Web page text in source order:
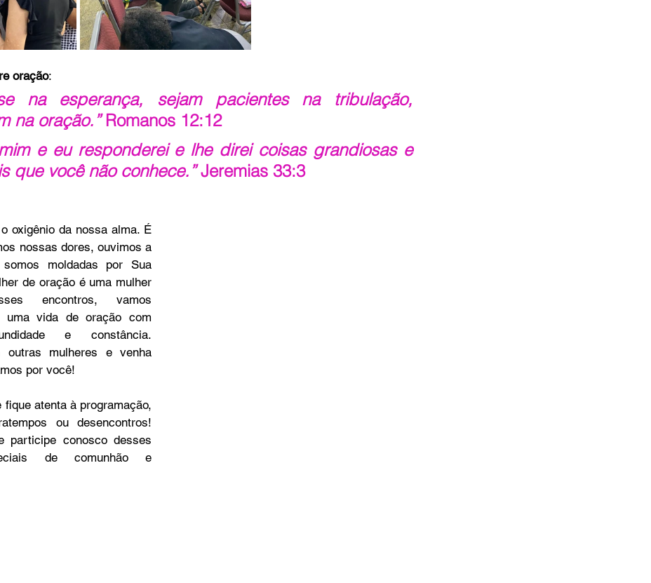
oração:
se na esperança, sejam pacientes na tribulação,
na oração.” Romanos 12:12
e eu responderei e lhe direi coisas grandiosas e
que você não conhece.” Jeremias 33:3
nossas dores, ouvimos a
moldadas por Sua
de oração é uma mulher
encontros, vamos
uma vida de oração com
e constância.
outras mulheres e venha
por você!
ou desencontros!
participe conosco desses
de comunhão e